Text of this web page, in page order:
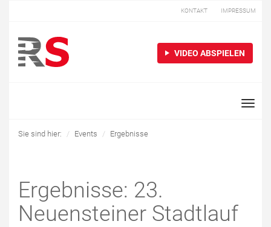
KONTAKT IMPRESSUM
VIDEO ABSPIELEN
Toggle
Sie sind hier: Events Ergebnisse
Ergebnisse: 23.
Neuensteiner Stadtlauf